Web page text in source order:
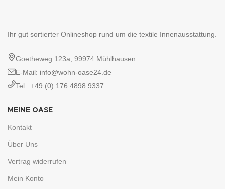
Ihr gut sortierter Onlineshop rund um die textile Innenausstattung.
Goetheweg 123a, 99974 Mühlhausen
E-Mail: info@wohn-oase24.de
Tel.: +49 (0) 176 4898 9337
MEINE OASE
Kontakt
Über Uns
Vertrag widerrufen
Mein Konto